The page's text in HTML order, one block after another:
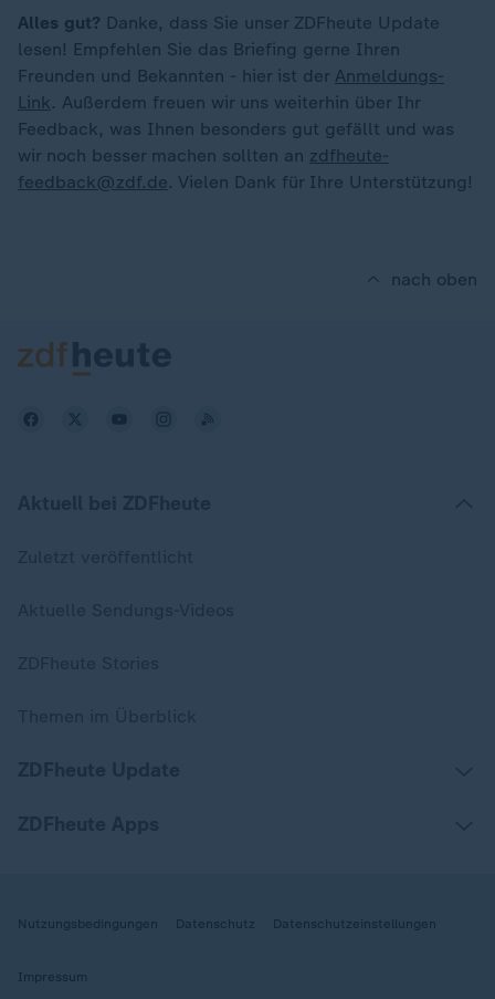
Alles gut? Danke, dass Sie unser ZDFheute Update
lesen! Empfehlen Sie das Briefing gerne Ihren
Freunden und Bekannten - hier ist der Anmeldungs-
Link. Außerdem freuen wir uns weiterhin über Ihr
Feedback, was Ihnen besonders gut gefällt und was
wir noch besser machen sollten an zdfheute-
feedback@zdf.de. Vielen Dank für Ihre Unterstützung!
nach oben
Nutzungsbedingungen Datenschutz Datenschutzeinstellungen
Impressum